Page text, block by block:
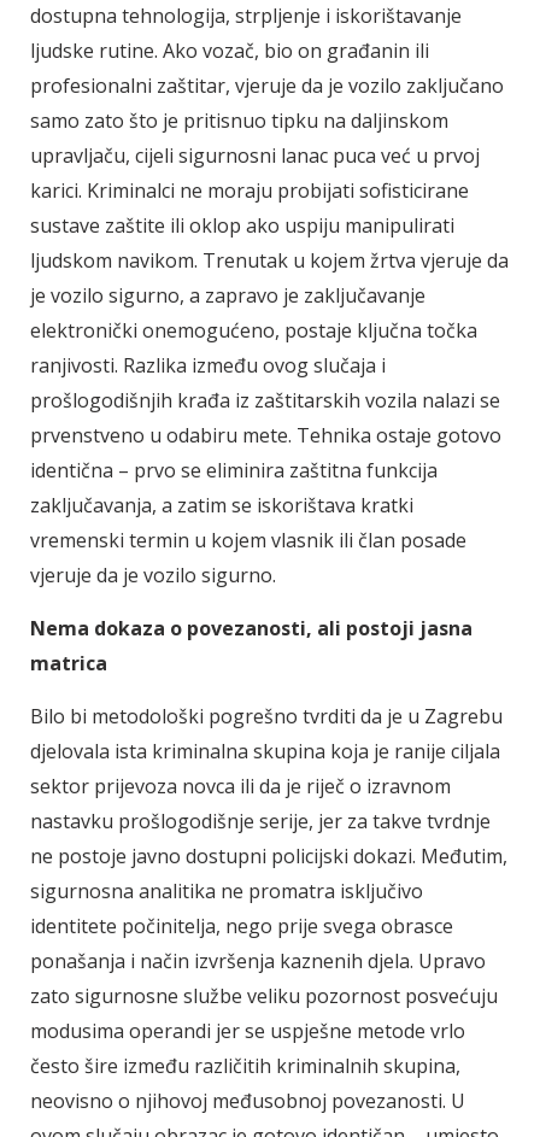
dostupna tehnologija, strpljenje i iskorištavanje
ljudske rutine. Ako vozač, bio on građanin ili
profesionalni zaštitar, vjeruje da je vozilo zaključano
samo zato što je pritisnuo tipku na daljinskom
upravljaču, cijeli sigurnosni lanac puca već u prvoj
karici. Kriminalci ne moraju probijati sofisticirane
sustave zaštite ili oklop ako uspiju manipulirati
ljudskom navikom. Trenutak u kojem žrtva vjeruje da
je vozilo sigurno, a zapravo je zaključavanje
elektronički onemogućeno, postaje ključna točka
ranjivosti. Razlika između ovog slučaja i
prošlogodišnjih krađa iz zaštitarskih vozila nalazi se
prvenstveno u odabiru mete. Tehnika ostaje gotovo
identična – prvo se eliminira zaštitna funkcija
zaključavanja, a zatim se iskorištava kratki
vremenski termin u kojem vlasnik ili član posade
vjeruje da je vozilo sigurno.
Nema dokaza o povezanosti, ali postoji jasna
matrica
Bilo bi metodološki pogrešno tvrditi da je u Zagrebu
djelovala ista kriminalna skupina koja je ranije ciljala
sektor prijevoza novca ili da je riječ o izravnom
nastavku prošlogodišnje serije, jer za takve tvrdnje
ne postoje javno dostupni policijski dokazi. Međutim,
sigurnosna analitika ne promatra isključivo
identitete počinitelja, nego prije svega obrasce
ponašanja i način izvršenja kaznenih djela. Upravo
zato sigurnosne službe veliku pozornost posvećuju
modusima operandi jer se uspješne metode vrlo
često šire između različitih kriminalnih skupina,
neovisno o njihovoj međusobnoj povezanosti. U